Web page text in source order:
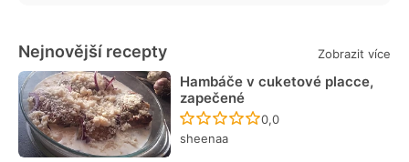
Nejnovější recepty Zobrazit více
Hambáče v cuketové placce,
zapečené
Recept ještě nebyl
0,0
sheenaa